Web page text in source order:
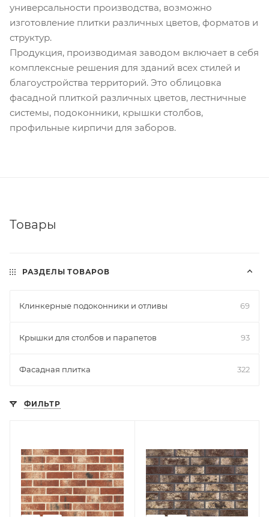
универсальности производства, возможно
изготовление плитки различных цветов, форматов и
структур.
Продукция, производимая заводом включает в себя
комплексные решения для зданий всех стилей и
благоустройства территорий. Это облицовка
фасадной плиткой различных цветов, лестничные
системы, подоконники, крышки столбов,
профильные кирпичи для заборов.
Товары
РАЗДЕЛЫ ТОВАРОВ
Клинкерные подоконники и отливы 69
Крышки для столбов и парапетов 93
Фасадная плитка 322
ФИЛЬТР